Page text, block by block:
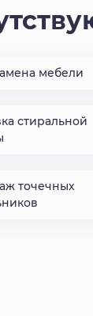
мебели
стиральной
точечных